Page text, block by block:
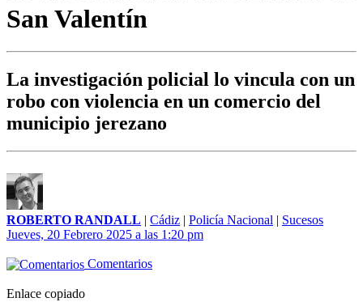
San Valentín
La investigación policial lo vincula con un
robo con violencia en un comercio del
municipio jerezano
ROBERTO RANDALL | Cádiz | Policía Nacional | Sucesos
Jueves, 20 Febrero 2025 a las 1:20 pm
Comentarios
Enlace copiado